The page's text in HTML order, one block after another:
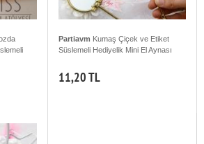
Partiavm Kumaş Çiçek ve Etiket
Süslemeli Hediyelik Mini El Aynası
11,20 TL